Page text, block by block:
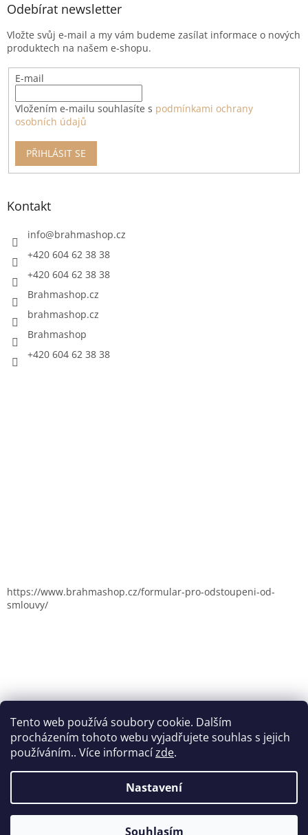
Tento web používá soubory cookie. Dalším
procházením tohoto webu vyjadřujete souhlas s jejich
používáním.. Více informacízde.
Nastavení
Souhlasím
Odebírat newsletter
Vložte svůj e-mail a my vám budeme zasílat informace o nových
produktech na našem e-shopu.
E-mail
Vložením e-mailu souhlasíte s podmínkami ochrany
osobních údajů
PŘIHLÁSIT SE
Kontakt
info@brahmashop.cz
+420 604 62 38 38
+420 604 62 38 38
Brahmashop.cz
brahmashop.cz
Brahmashop
+420 604 62 38 38
https://www.brahmashop.cz/formular-pro-odstoupeni-od-
smlouvy/
Vytvořil Shoptet